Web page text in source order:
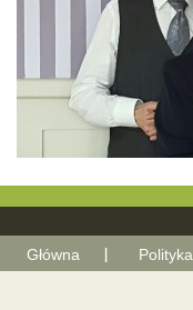
Główna Polityka